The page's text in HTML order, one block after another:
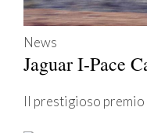
News
Jaguar I-Pace
Il prestigioso premio